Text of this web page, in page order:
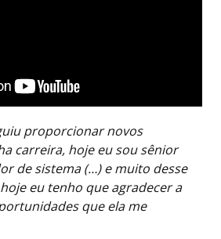
proporcionar novos
carreira, hoje eu sou sênior
de sistema (…) e muito desse
eu tenho que agradecer a
que ela me